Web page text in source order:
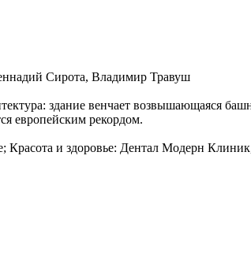
Сирота, Владимир Травуш
здание венчает возвышающаяся
европейским рекордом.
Красота и здоровье: Дентал Модерн